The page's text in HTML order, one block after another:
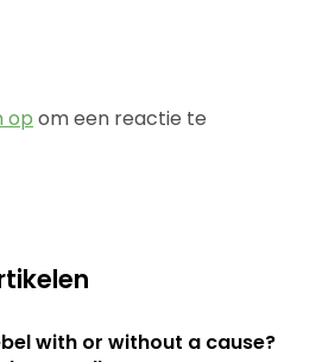
op om een reactie te
with or without a cause?